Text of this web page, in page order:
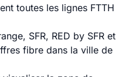
toutes les lignes FTTH
SFR, RED by SFR et
fibre dans la ville de